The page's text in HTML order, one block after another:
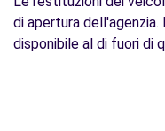
di apertura dell'agenzia.
disponibile al di fuori di